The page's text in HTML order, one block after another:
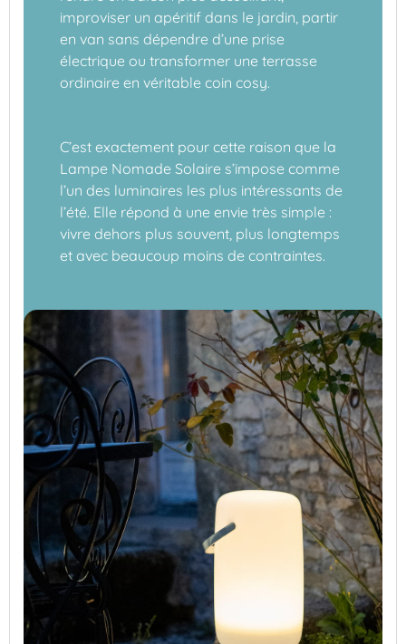
improviser un apéritif dans le jardin, partir
en van sans dépendre d’une prise
électrique ou transformer une terrasse
ordinaire en véritable coin cosy.
C’est exactement pour cette raison que la
Lampe Nomade Solaire s’impose comme
l’un des luminaires les plus intéressants de
l’été. Elle répond à une envie très simple :
vivre dehors plus souvent, plus longtemps
et avec beaucoup moins de contraintes.